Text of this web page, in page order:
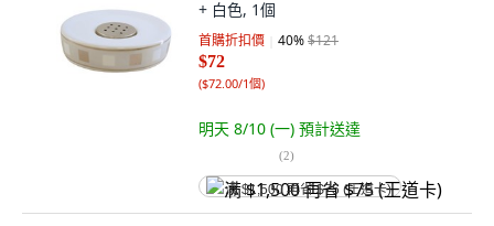
+ 白色, 1個
首購折扣價 40%$121
$72
($72.00/1個)
明天 8/10 (一) 預計送達
(2)
满 $1,500 再省 $75 (王道卡)